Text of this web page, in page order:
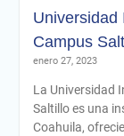
Universidad
Campus
enero 27, 2023
La Universidad
Saltillo es una
Coahuila,